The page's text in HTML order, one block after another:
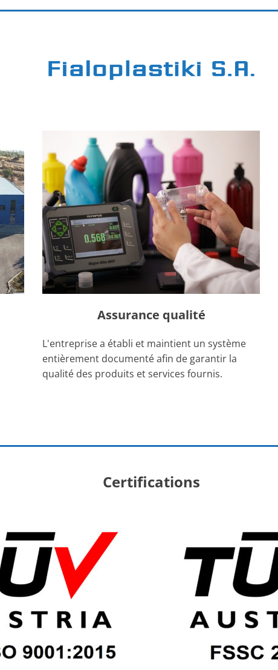
Assurance qualité
L'entreprise a établi et maintient un système
entièrement documenté afin de garantir la
qualité des produits et services fournis.
Certifications